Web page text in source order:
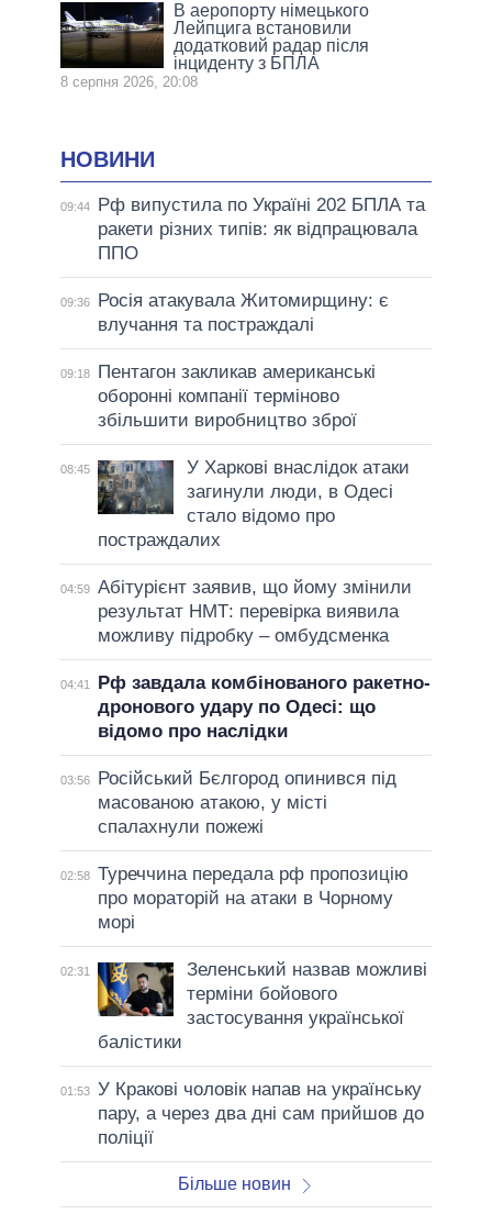
В аеропорту німецького
Лейпцига встановили
додатковий радар після
інциденту з БПЛА
8 серпня 2026, 20:08
НОВИНИ
09:44
Рф випустила по Україні 202 БПЛА та
ракети різних типів: як відпрацювала
ППО
09:36
Росія атакувала Житомирщину: є
влучання та постраждалі
09:18
Пентагон закликав американські
оборонні компанії терміново
збільшити виробництво зброї
08:45
У Харкові внаслідок атаки
загинули люди, в Одесі
стало відомо про
постраждалих
04:59 Абітурієнт заявив, що йому змінили
результат НМТ: перевірка виявила
можливу підробку – омбудсменка
04:41
Рф завдала комбінованого ракетно-
дронового удару по Одесі: що
відомо про наслідки
03:56
Російський Бєлгород опинився під
масованою атакою, у місті
спалахнули пожежі
02:58 Туреччина передала рф пропозицію
про мораторій на атаки в Чорному
морі
02:31
Зеленський назвав можливі
терміни бойового
застосування української
балістики
01:53 У Кракові чоловік напав на українську
пару, а через два дні сам прийшов до
поліції
Більше новин